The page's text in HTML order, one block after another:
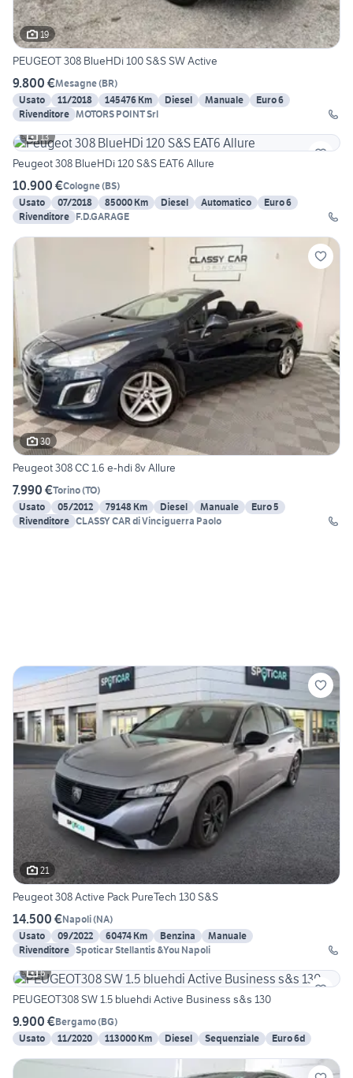
19
PEUGEOT 308 BlueHDi 100 S&S SW Active
9.800 €Mesagne(BR)
Usato
11/2018 145476 Km Diesel Manuale
Euro 6
Rivenditore MOTORS POINT Srl
13
Peugeot 308 BlueHDi 120 S&S EAT6 Allure
10.900 €Cologne(BS)
Usato
07/2018 85000 Km Diesel Automatico
Euro 6
Rivenditore F.D.GARAGE
30
Peugeot 308 CC 1.6 e-hdi 8v Allure
7.990 €Torino(TO)
Usato
05/2012 79148 Km Diesel Manuale
Euro 5
Rivenditore CLASSY CAR di Vinciguerra Paolo
21
Peugeot 308 Active Pack PureTech 130 S&S
14.500 €Napoli(NA)
Usato
09/2022 60474 Km Benzina
Manuale
Rivenditore Spoticar Stellantis &You Napoli
6
PEUGEOT308 SW 1.5 bluehdi Active Business s&s 130
9.900 €Bergamo(BG)
Usato
11/2020 113000 Km Diesel Sequenziale Euro 6d